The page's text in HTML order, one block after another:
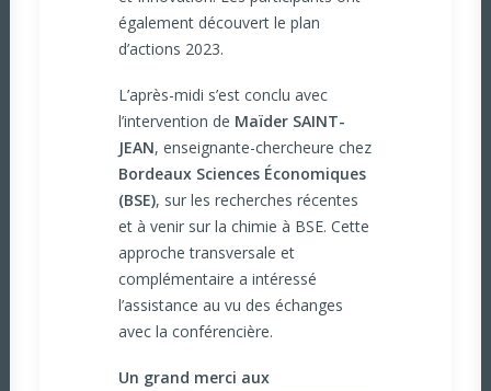
également découvert le plan
d’actions 2023.
L’après-midi s’est conclu avec
l’intervention de Maïder SAINT-
JEAN, enseignante-chercheure chez
Bordeaux Sciences Économiques
(BSE), sur les recherches récentes
et à venir sur la chimie à BSE. Cette
approche transversale et
complémentaire a intéressé
l’assistance au vu des échanges
avec la conférencière.
Un grand merci aux